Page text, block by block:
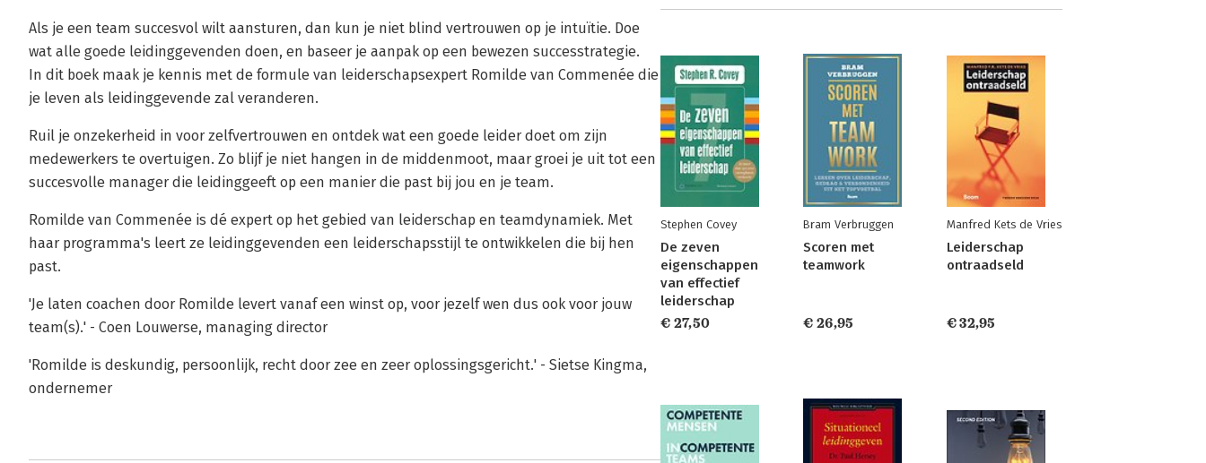
Als je een team succesvol wilt aansturen, dan kun je niet blind vertrouwen op je intuïtie. Doe
wat alle goede leidinggevenden doen, en baseer je aanpak op een bewezen successtrategie.
In dit boek maak je kennis met de formule van leiderschapsexpert Romilde van Commenée die
je leven als leidinggevende zal veranderen.
Ruil je onzekerheid in voor zelfvertrouwen en ontdek wat een goede leider doet om zijn
medewerkers te overtuigen. Zo blijf je niet hangen in de middenmoot, maar groei je uit tot een
succesvolle manager die leidinggeeft op een manier die past bij jou en je team.
Romilde van Commenée is dé expert op het gebied van leiderschap en teamdynamiek. Met
haar programma's leert ze leidinggevenden een leiderschapsstijl te ontwikkelen die bij hen
past.
'Je laten coachen door Romilde levert vanaf een winst op, voor jezelf wen dus ook voor jouw
team(s).' - Coen Louwerse, managing director
'Romilde is deskundig, persoonlijk, recht door zee en zeer oplossingsgericht.' - Sietse Kingma,
ondernemer
Stephen Covey
De zeven
eigenschappen
van effectief
leiderschap
€ 27,50
Bram Verbruggen
Scoren met
teamwork
€ 26,95
Manfred Kets de Vries
Leiderschap
ontraadseld
€ 32,95